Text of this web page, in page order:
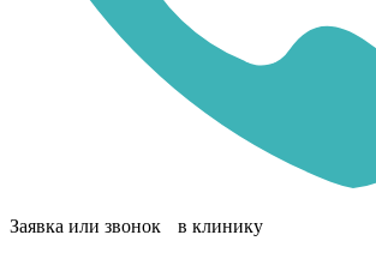
Заявка или звонок в клинику